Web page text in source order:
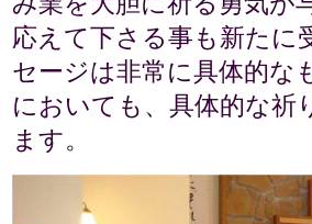
応えて下さる事も新たに
セージは非常に具体的な
においても、具体的な祈
ます。